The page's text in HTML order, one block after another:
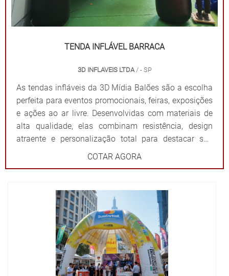
TENDA INFLÁVEL BARRACA
3D INFLAVEIS LTDA/ - SP
As tendas infláveis da 3D Mídia Balões são a escolha
perfeita para eventos promocionais, feiras, exposições
e ações ao ar livre. Desenvolvidas com materiais de
alta qualidade, elas combinam resistência, design
atraente e personalização total para destacar sua
marca de forma impactante. Cada tenda é projetada
estratégicas para a aplicação do logotipo ou
mensagem. Além de proteger contra sol ou chuva,
elas criam um ponto de referência visual que atrai o
público e fortalece sua presença em qualquer evento.
Por que escolher as tendas infláveis da 3D Mídia
impressões exclusivas. Praticidade: Fácil transporte,
COTAR AGORA